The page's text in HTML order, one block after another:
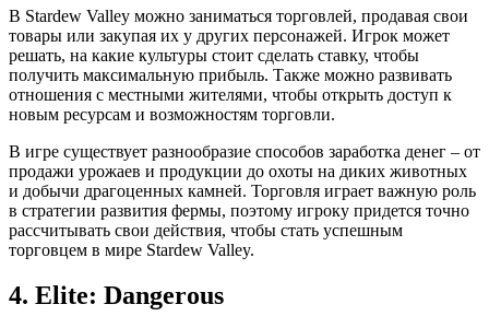
В Stardew Valley можно заниматься торговлей, продавая свои
товары или закупая их у других персонажей. Игрок может
решать, на какие культуры стоит сделать ставку, чтобы
получить максимальную прибыль. Также можно развивать
отношения с местными жителями, чтобы открыть доступ к
новым ресурсам и возможностям торговли.
В игре существует разнообразие способов заработка денег – от
продажи урожаев и продукции до охоты на диких животных
и добычи драгоценных камней. Торговля играет важную роль
в стратегии развития фермы, поэтому игроку придется точно
рассчитывать свои действия, чтобы стать успешным
торговцем в мире Stardew Valley.
4. Elite: Dangerous